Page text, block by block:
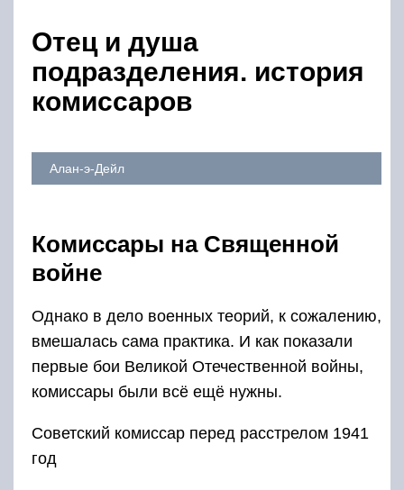
Отец и душа
подразделения. история
комиссаров
Алан-э-Дейл
Комиссары на Священной
войне
Однако в дело военных теорий, к сожалению,
вмешалась сама практика. И как показали
первые бои Великой Отечественной войны,
комиссары были всё ещё нужны.
Советский комиссар перед расстрелом 1941
год